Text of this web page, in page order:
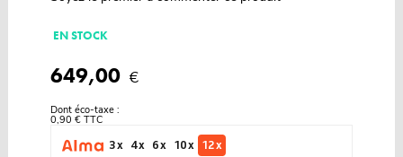
EN STOCK
649,00 €
Dont éco-taxe :
0,90 € TTC
3 x
4 x 6 x 10 x 12 x